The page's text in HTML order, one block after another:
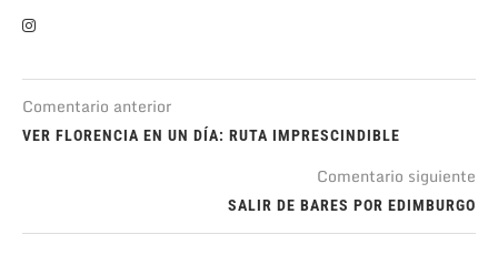
Comentario anterior
VER FLORENCIA EN UN DÍA: RUTA IMPRESCINDIBLE
Comentario siguiente
SALIR DE BARES POR EDIMBURGO